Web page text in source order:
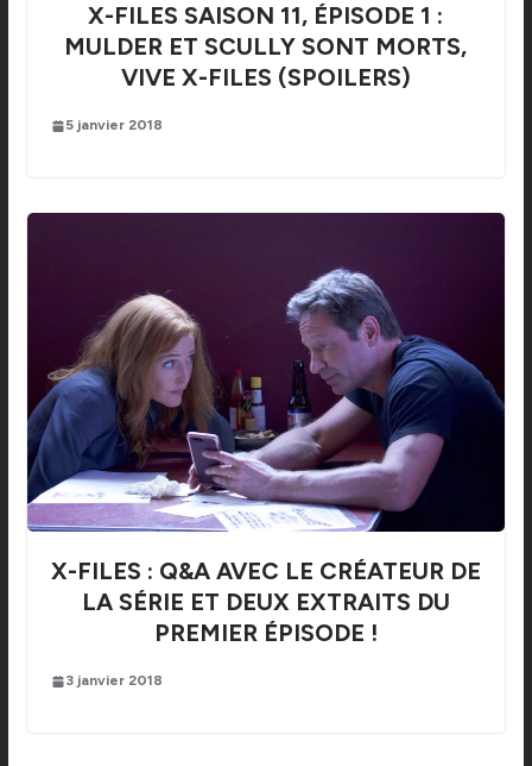
X-FILES SAISON 11, ÉPISODE 1 :
MULDER ET SCULLY SONT MORTS,
VIVE X-FILES (SPOILERS)
5 janvier 2018
X-FILES : Q&A AVEC LE CRÉATEUR DE
LA SÉRIE ET DEUX EXTRAITS DU
PREMIER ÉPISODE !
3 janvier 2018